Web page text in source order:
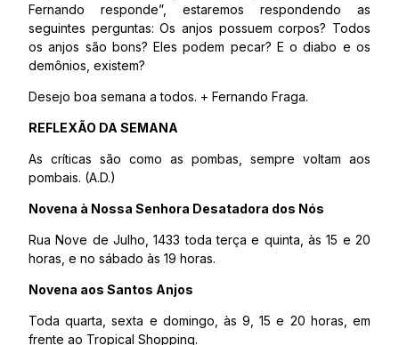
Fernando responde”, estaremos respondendo as
seguintes perguntas: Os anjos possuem corpos? Todos
os anjos são bons? Eles podem pecar? E o diabo e os
demônios, existem?
Desejo boa semana a todos. + Fernando Fraga.
REFLEXÃO DA SEMANA
As críticas são como as pombas, sempre voltam aos
pombais. (A.D.)
Novena à Nossa Senhora Desatadora dos Nós
Rua Nove de Julho, 1433 toda terça e quinta, às 15 e 20
horas, e no sábado às 19 horas.
Novena aos Santos Anjos
Toda quarta, sexta e domingo, às 9, 15 e 20 horas, em
frente ao Tropical Shopping.